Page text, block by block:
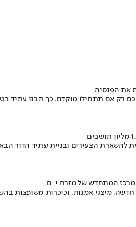
את הפנסיה
רק אם תתחילו מוקדם. כך תבנו עתיד
להשארת הצעירים ובניית עתיד הדור
המתחדש של מזרח י-ם